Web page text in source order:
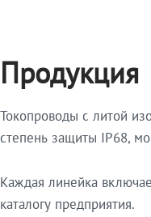
Продукция
Токопроводы с литой
степень защиты IP68,
Каждая линейка
каталогу предприятия.